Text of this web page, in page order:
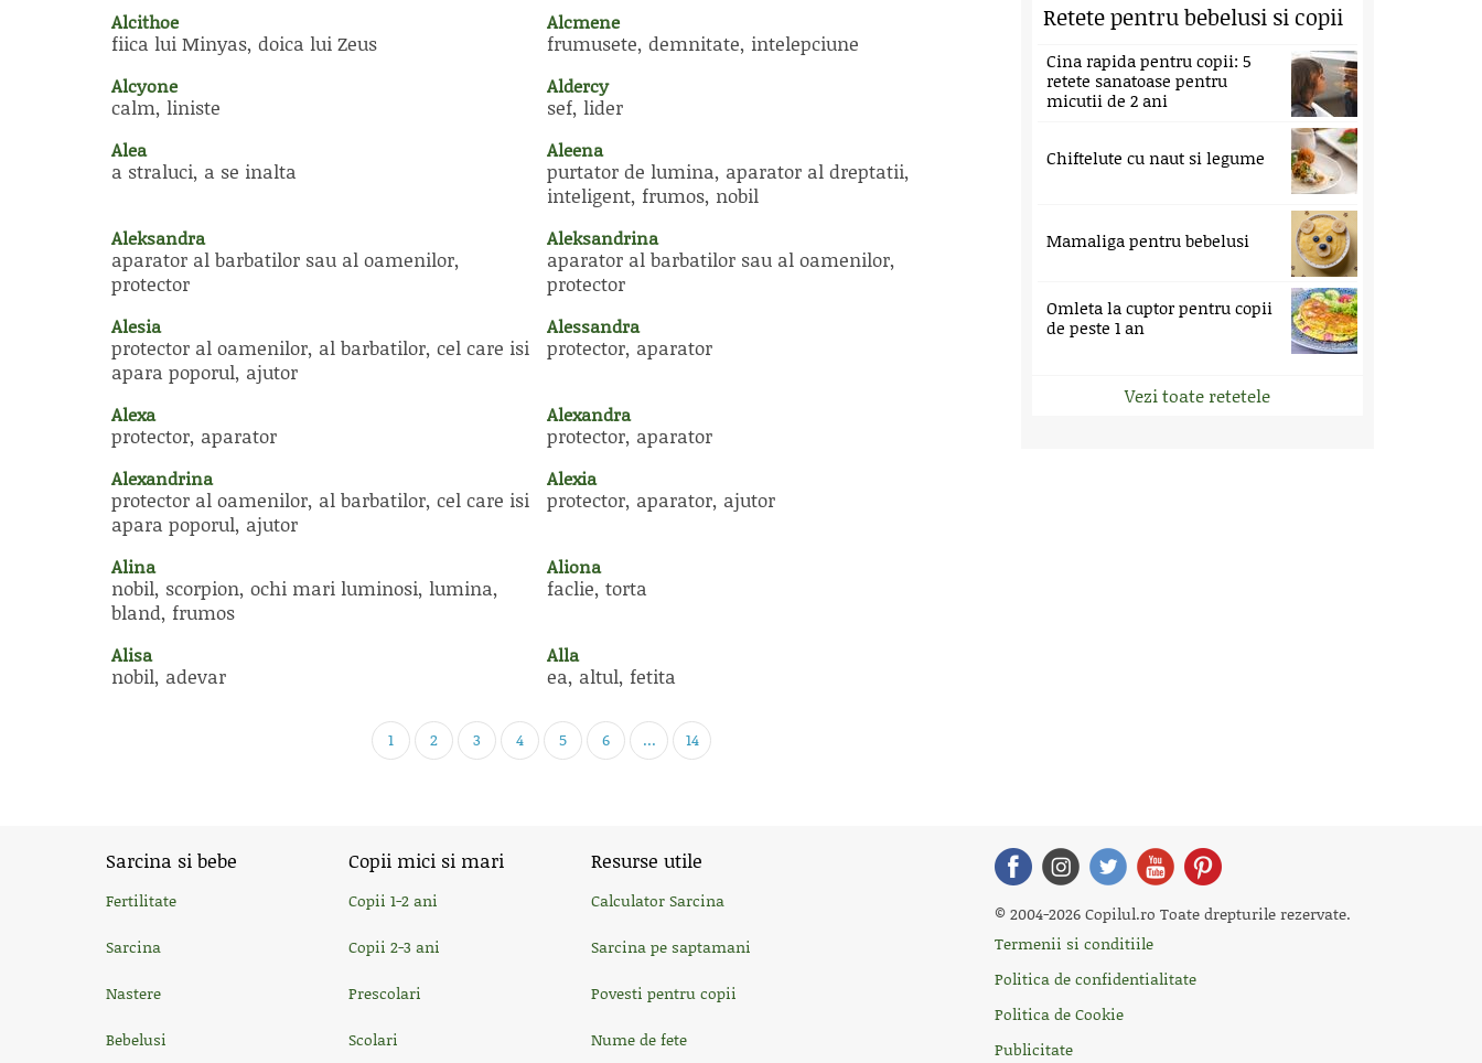
Alcithoe
fiica lui Minyas, doica lui Zeus
Alcmene
frumusete, demnitate, intelepciune
Alcyone
calm, liniste
Aldercy
sef, lider
Alea
a straluci, a se inalta
Aleena
purtator de lumina, aparator al dreptatii,
inteligent, frumos, nobil
Aleksandra
aparator al barbatilor sau al oamenilor,
protector
Aleksandrina
aparator al barbatilor sau al oamenilor,
protector
Alesia
protector al oamenilor, al barbatilor, cel care isi
apara poporul, ajutor
Alessandra
protector, aparator
Alexa
protector, aparator
Alexandra
protector, aparator
Alexandrina
protector al oamenilor, al barbatilor, cel care isi
apara poporul, ajutor
Alexia
protector, aparator, ajutor
Alina
nobil, scorpion, ochi mari luminosi, lumina,
bland, frumos
Aliona
faclie, torta
Alisa
nobil, adevar
Alla
ea, altul, fetita
1 2 3 4 5 6 ... 14
Retete pentru bebelusi si copii
Cina rapida pentru copii: 5
retete sanatoase pentru
micutii de 2 ani
Chiftelute cu naut si legume
Mamaliga pentru bebelusi
Omleta la cuptor pentru copii
de peste 1 an
Vezi toate retetele
Sarcina si bebe
Fertilitate
Sarcina
Nastere
Bebelusi
Copii mici si mari
Copii 1-2 ani
Copii 2-3 ani
Prescolari
Scolari
Resurse utile
Calculator Sarcina
Sarcina pe saptamani
Povesti pentru copii
Nume de fete
© 2004-2026 Copilul.ro Toate drepturile rezervate.
Termenii si conditiile
Politica de confidentialitate
Politica de Cookie
Publicitate